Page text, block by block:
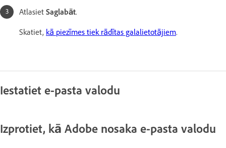
Atlasiet Saglabāt.
Skatiet, kā piezīmes tiek rādītas galalietotājiem.
Iestatiet e-pasta valodu
Izprotiet, kā Adobe nosaka e-pasta valodu